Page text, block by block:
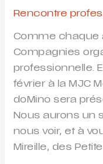
Rencontre
Comme chaque
Compagnies
professionnelle.
février à la MJC
doMino sera
Nous aurons un
nous voir, et à
Mireille, des